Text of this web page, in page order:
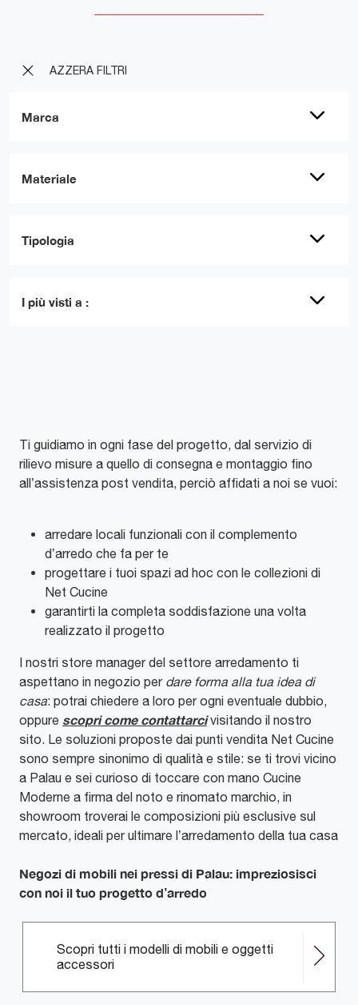
AZZERA FILTRI
Marca
Materiale
Tipologia
I più visti a :
Ti guidiamo in ogni fase del progetto, dal servizio di
rilievo misure a quello di consegna e montaggio fino
all’assistenza post vendita, perciò affidati a noi se vuoi:
arredare locali funzionali con il complemento
d’arredo che fa per te
progettare i tuoi spazi ad hoc con le collezioni di
Net Cucine
garantirti la completa soddisfazione una volta
realizzato il progetto
I nostri store manager del settore arredamento ti
aspettano in negozio per dare forma alla tua idea di
casa: potrai chiedere a loro per ogni eventuale dubbio,
oppure scopri come contattarcivisitando il nostro
sito. Le soluzioni proposte dai punti vendita Net Cucine
sono sempre sinonimo di qualità e stile: se ti trovi vicino
a Palau e sei curioso di toccare con mano Cucine
Moderne a firma del noto e rinomato marchio, in
showroom troverai le composizioni più esclusive sul
mercato, ideali per ultimare l’arredamento della tua casa
Negozi di mobili nei pressi di Palau: impreziosisci
con noi il tuo progetto d’arredo
Scopri tutti i modelli di mobili e oggetti
accessori